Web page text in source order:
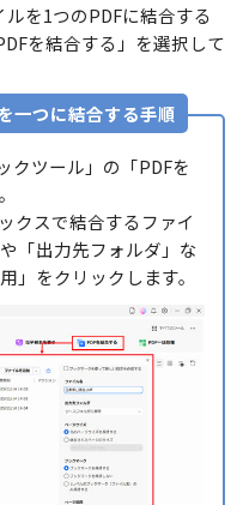
を1つのPDFに結合する
を結合する」を選択して
一つに結合する手順
クツール」の「PDFを
クスで結合するファイ
「出力先フォルダ」な
」をクリックします。